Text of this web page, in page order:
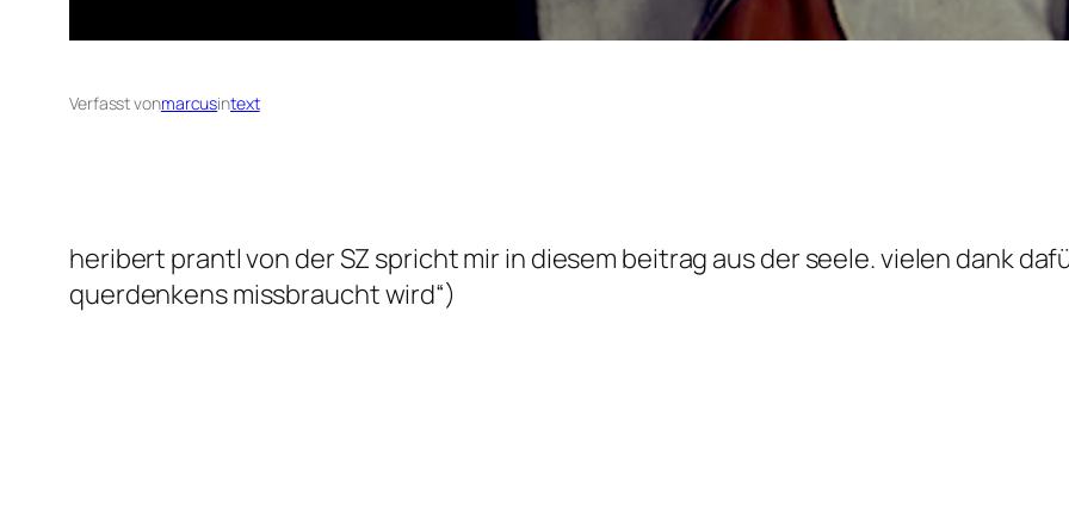
Verfasst vonmarcusintext
heribert prantl von der SZ spricht mir in diesem beitrag aus der seele. vielen dank
querdenkens missbraucht wird“)